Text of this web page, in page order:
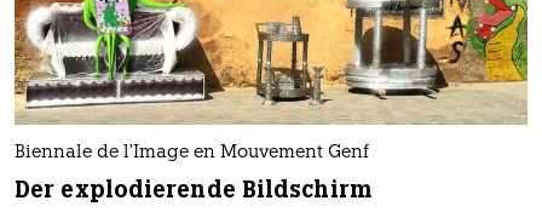
Biennale de l’Image en Mouvement Genf
Der explodierende Bildschirm